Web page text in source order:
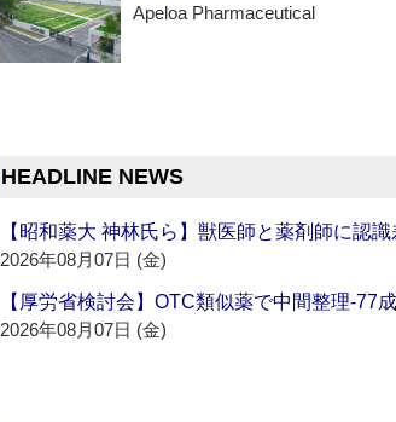
Apeloa Pharmaceutical
HEADLINE NEWS
【昭和薬大 神林氏ら】獣医師と薬剤師に認
2026年08月07日 (金)
【厚労省検討会】OTC類似薬で中間整理‐77
2026年08月07日 (金)